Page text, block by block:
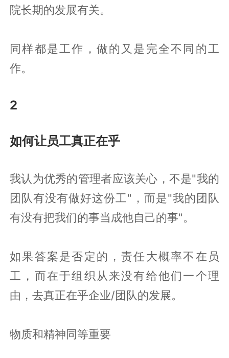
院长期的发展有关。
同样都是工作，做的又是完全不同的工
作。
2
如何让员工真正在乎
我认为优秀的管理者应该关心，不是"我的
团队有没有做好这份工"，而是"我的团队
有没有把我们的事当成他自己的事"。
如果答案是否定的，责任大概率不在员
工，而在于组织从来没有给他们一个理
由，去真正在乎企业/团队的发展。
物质和精神同等重要